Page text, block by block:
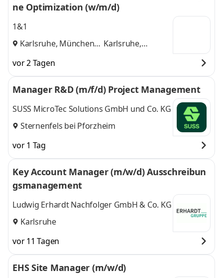
ne Optimization (w/m/d)
1&1
Karlsruhe, München
Karlsruhe,
vor 2 Tagen
Manager R&D (m/f/d) Project Management
SUSS MicroTec Solutions GmbH und Co. KG
Sternenfels bei Pforzheim
vor 1 Tag
Key Account Manager (m/w/d) Ausschreibun
gsmanagement
Ludwig Erhardt Nachfolger GmbH & Co. KG
Karlsruhe
vor 11 Tagen
EHS Site Manager (m/w/d)